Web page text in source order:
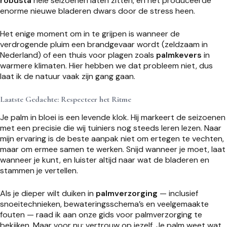
enorme nieuwe bladeren dwars door de stress heen.
Het enige moment om in te grijpen is wanneer de
verdrogende pluim een brandgevaar wordt (zeldzaam in
Nederland) of een thuis voor plagen zoals palmkevers in
warmere klimaten. Hier hebben we dat probleem niet, dus
laat ik de natuur vaak zijn gang gaan.
Laatste Gedachte: Respecteer het Ritme
Je palm in bloei is een levende klok. Hij markeert de seizoenen
met een precisie die wij tuiniers nog steeds leren lezen. Naar
mijn ervaring is de beste aanpak niet om ertegen te vechten,
maar om ermee samen te werken. Snijd wanneer je moet, laat
wanneer je kunt, en luister altijd naar wat de bladeren en
stammen je vertellen.
Als je dieper wilt duiken in palmverzorging — inclusief
snoeitechnieken, bewateringsschema’s en veelgemaakte
fouten — raad ik aan onze gids voor palmverzorging te